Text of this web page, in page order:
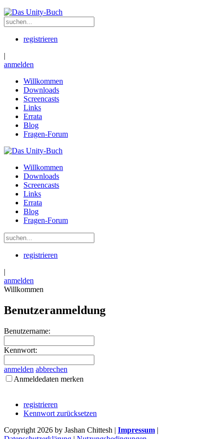
registrieren
|
anmelden
Willkommen
Downloads
Screencasts
Links
Errata
Blog
Fragen-Forum
Willkommen
Downloads
Screencasts
Links
Errata
Blog
Fragen-Forum
registrieren
|
anmelden
Willkommen
Benutzeranmeldung
Benutzername:
Kennwort:
anmelden abbrechen
Anmeldedaten merken
registrieren
Kennwort zurücksetzen
Copyright 2026 by Jashan Chittesh | Impressum |